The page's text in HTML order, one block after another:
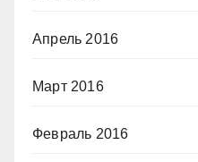
Апрель 2016
Март 2016
Февраль 2016